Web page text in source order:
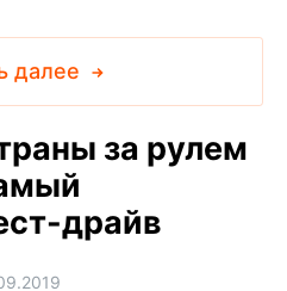
далее
за рулем
драйв